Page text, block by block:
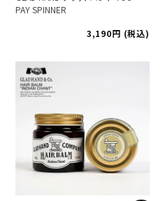
PAY SPINNER
3,190
税込